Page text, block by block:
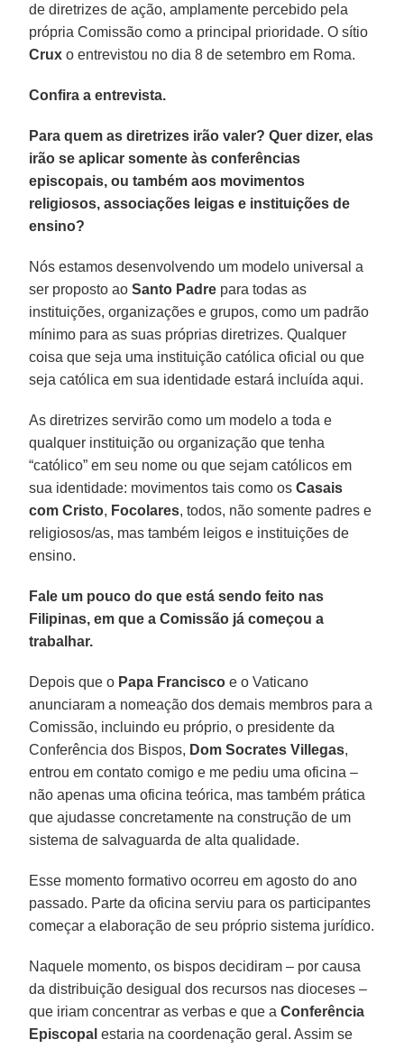
de diretrizes de ação, amplamente percebido pela
própria Comissão como a principal prioridade. O sítio
Crux o entrevistou no dia 8 de setembro em Roma.
Confira a entrevista.
Para quem as diretrizes irão valer? Quer dizer, elas
irão se aplicar somente às conferências
episcopais, ou também aos movimentos
religiosos, associações leigas e instituições de
ensino?
Nós estamos desenvolvendo um modelo universal a
ser proposto aoSanto Padre para todas as
instituições, organizações e grupos, como um padrão
mínimo para as suas próprias diretrizes. Qualquer
coisa que seja uma instituição católica oficial ou que
seja católica em sua identidade estará incluída aqui.
As diretrizes servirão como um modelo a toda e
qualquer instituição ou organização que tenha
“católico” em seu nome ou que sejam católicos em
sua identidade: movimentos tais como osCasais
com Cristo, Focolares, todos, não somente padres e
religiosos/as, mas também leigos e instituições de
ensino.
Fale um pouco do que está sendo feito nas
Filipinas, em que a Comissão já começou a
trabalhar.
Depois que o Papa Francisco e o Vaticano
anunciaram a nomeação dos demais membros para a
Comissão, incluindo eu próprio, o presidente da
Conferência dos Bispos, Dom Socrates Villegas,
entrou em contato comigo e me pediu uma oficina –
não apenas uma oficina teórica, mas também prática
que ajudasse concretamente na construção de um
sistema de salvaguarda de alta qualidade.
Esse momento formativo ocorreu em agosto do ano
passado. Parte da oficina serviu para os participantes
começar a elaboração de seu próprio sistema jurídico.
Naquele momento, os bispos decidiram – por causa
da distribuição desigual dos recursos nas dioceses –
que iriam concentrar as verbas e que aConferência
Episcopal estaria na coordenação geral. Assim se